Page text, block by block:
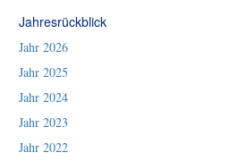
Jahresrückblick
Jahr 2026
Jahr 2025
Jahr 2024
Jahr 2023
Jahr 2022